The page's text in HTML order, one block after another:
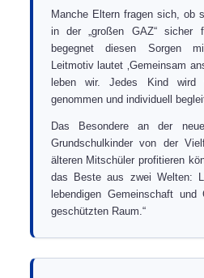
Manche Eltern fragen sich, ob
in der „großen GAZ“ sicher
begegnet diesen Sorgen
Leitmotiv lautet ‚Gemeinsam
leben wir. Jedes Kind wird
genommen und individuell
Das Besondere an der
Grundschulkinder von der
älteren Mitschüler profitieren
das Beste aus zwei Welten:
lebendigen Gemeinschaft und
geschützten Raum.“